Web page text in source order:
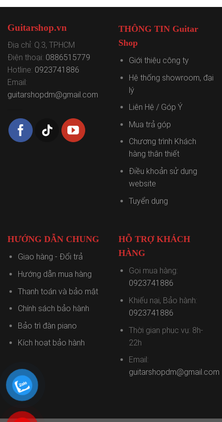
Guitarshop.vn
Địa chỉ: Q.3, TPHCM
Điện thoại: 0886515779
Hotline: 0923741886
Email:
guitarshopdm@gmail.com
THÔNG TIN Guitar
Shop
Giới thiệu công ty
Hệ thống showroom, đại
lý
Liên Hệ / Góp Ý
Mua trả góp
Chương trình Khách
hàng thân thiết
Điều khoản sử dụng
website
Tuyển dụng
HƯỚNG DẪN CHUNG
Giao hàng - Đổi trả
Hướng dẫn mua hàng
Thanh toán và bảo mật
Chính sách bảo hành
Bảo trì đàn piano
Kích hoạt bảo hành
HỖ TRỢ KHÁCH
HÀNG
Gọi mua hàng:
0923741886
Khiếu nại, Bảo hành:
0923741886
Thời gian phục vụ: 8h-
22h
Email:
guitarshopdm@gmail.com